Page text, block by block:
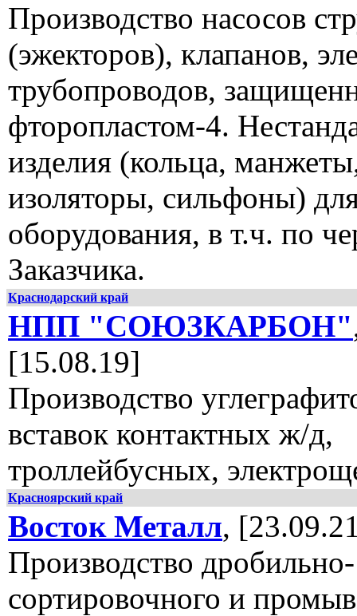
Производство насосов
(эжекторов), клапанов,
трубопроводов,
фторопластом-4.
изделия (кольца,
изоляторы, сильфоны)
оборудования, в т.ч. по
Заказчика.
Краснодарский край
НПП "СОЮЗКАРБОН"
[15.08.19]
Производство
вставок контактных ж/д,
троллейбусных,
Красноярский край
Восток Металл,
Производство дробильно-
сортировочного и